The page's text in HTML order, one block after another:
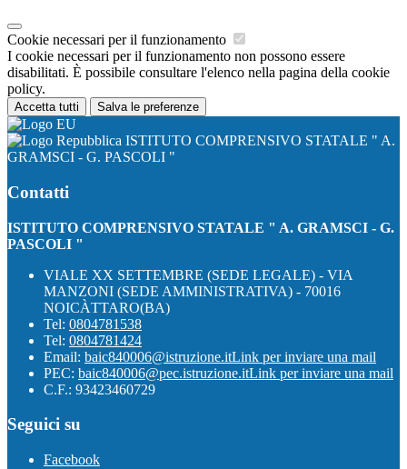
Cookie necessari per il funzionamento
I cookie necessari per il funzionamento non possono essere
disabilitati. È possibile consultare l'elenco nella pagina della cookie
policy.
Accetta tutti Salva le preferenze
ISTITUTO COMPRENSIVO STATALE " A.
GRAMSCI - G. PASCOLI "
Contatti
ISTITUTO COMPRENSIVO STATALE " A. GRAMSCI - G.
PASCOLI "
VIALE XX SETTEMBRE (SEDE LEGALE) - VIA
MANZONI (SEDE AMMINISTRATIVA) - 70016
NOICÀTTARO(BA)
Tel: 0804781538
Tel: 0804781424
Email: baic840006@istruzione.itLink per inviare una mail
PEC: baic840006@pec.istruzione.itLink per inviare una mail
C.F.: 93423460729
Seguici su
Facebook